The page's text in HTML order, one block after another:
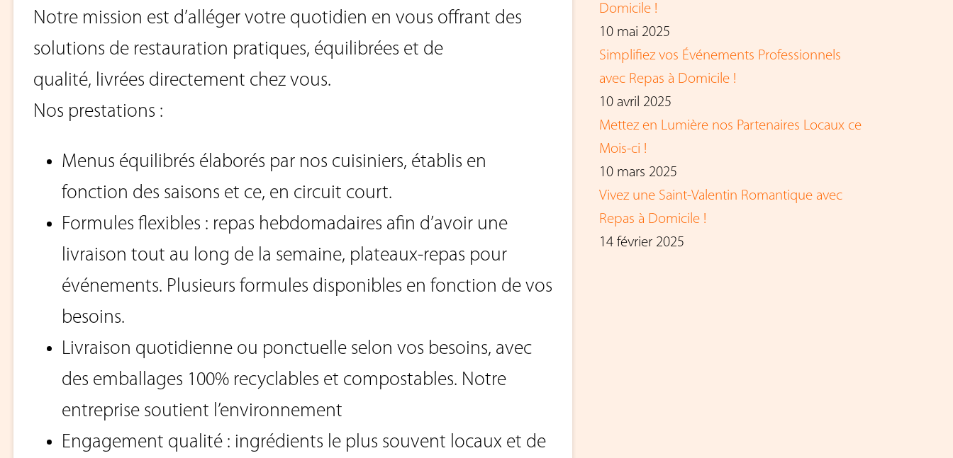
Notre mission est d’alléger votre quotidien en vous offrant des
solutions de restauration pratiques, équilibrées et de
qualité, livrées directement chez vous.
Nos prestations :
Menus équilibrés élaborés par nos cuisiniers, établis en
fonction des saisons et ce, en circuit court.
Formules flexibles : repas hebdomadaires afin d’avoir une
livraison tout au long de la semaine, plateaux-repas pour
événements. Plusieurs formules disponibles en fonction de vos
besoins.
Livraison quotidienne ou ponctuelle selon vos besoins, avec
des emballages 100% recyclables et compostables. Notre
entreprise soutient l’environnement
Engagement qualité : ingrédients le plus souvent locaux et de
Domicile !
10 mai 2025
Simplifiez vos Événements Professionnels
avec Repas à Domicile !
10 avril 2025
Mettez en Lumière nos Partenaires Locaux ce
Mois-ci !
10 mars 2025
Vivez une Saint-Valentin Romantique avec
Repas à Domicile !
14 février 2025